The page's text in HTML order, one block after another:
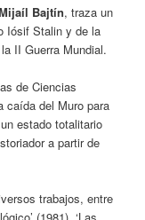
Bajtín, traza un
Iósif Stalin y de la
II Guerra Mundial.
de Ciencias
caída del Muro para
estado totalitario
a partir de
trabajos, entre